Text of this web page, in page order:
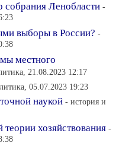
собрания Ленобласти -
выборы в России? -
местного
21.08.2023 12:17
05.07.2023 19:23
наукой - история и
хозяйствования -